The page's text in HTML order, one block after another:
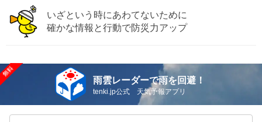
いざという時にあわてないために
確かな情報と行動で防災力アップ
雨雲レーダーで雨を回避！
tenki.jp公式 天気予報アプリ